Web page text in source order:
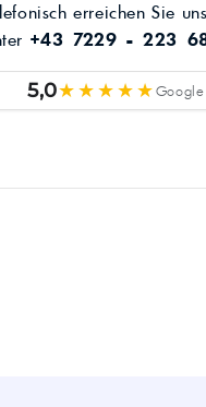
erreichen Sie
+43 7229 - 223
5,0★★★★★